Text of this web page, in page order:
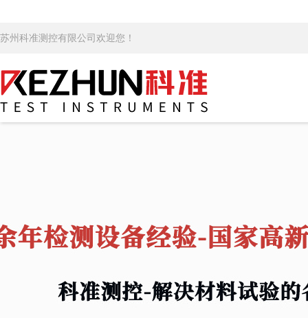
苏州科准测控有限公司欢迎您！